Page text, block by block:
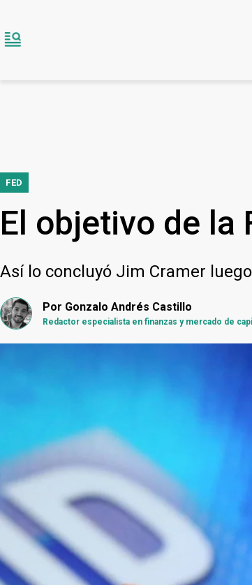
FED
El objetivo de la
Así lo concluyó Jim Cramer
Por Gonzalo Andrés Castillo
Redactor especialista en finanzas y mercado de